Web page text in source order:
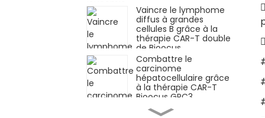
Vaincre le lymphome
diffus à grandes
cellules B grâce à la
thérapie CAR-T double
de Bioocus
Combattre le
carcinome
hépatocellulaire grâce
à la thérapie CAR-T
Bioocus GPC3
Réponse remarquable